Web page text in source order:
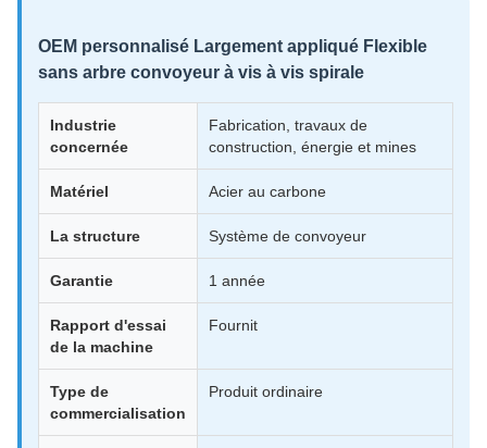
OEM personnalisé Largement appliqué Flexible
sans arbre convoyeur à vis à vis spirale
Industrie
concernée
Fabrication, travaux de
construction, énergie et mines
Matériel Acier au carbone
La structure Système de convoyeur
Garantie 1 année
Rapport d'essai
de la machine
Fournit
Type de
commercialisation
Produit ordinaire